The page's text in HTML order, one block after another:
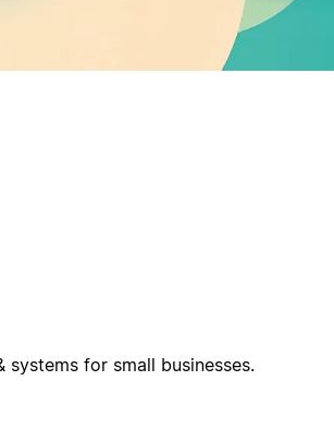
for small businesses.